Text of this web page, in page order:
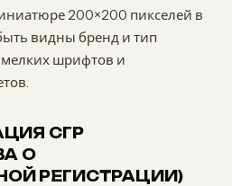
200×200 пикселей в
видны бренд и тип
мелких шрифтов и
СГР
О
РЕГИСТРАЦИИ)